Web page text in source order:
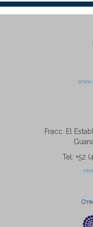
Fracc. El
Tel: +52